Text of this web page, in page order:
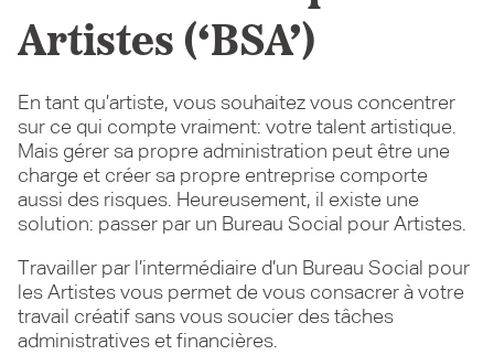
Artistes (‘BSA’)
En tant qu’artiste, vous souhaitez vous concentrer
sur ce qui compte vraiment: votre talent artistique.
Mais gérer sa propre administration peut être une
charge et créer sa propre entreprise comporte
aussi des risques. Heureusement, il existe une
solution: passer par un Bureau Social pour Artistes.
Travailler par l’intermédiaire d’un Bureau Social pour
les Artistes vous permet de vous consacrer à votre
travail créatif sans vous soucier des tâches
administratives et financières.